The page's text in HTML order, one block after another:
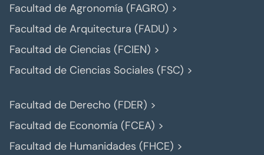
Facultad de Agronomía (FAGRO) >
Facultad de Arquitectura (FADU) >
Facultad de Ciencias (FCIEN) >
Facultad de Ciencias Sociales (FSC) >
Facultad de Derecho (FDER) >
Facultad de Economía (FCEA) >
Facultad de Humanidades (FHCE) >